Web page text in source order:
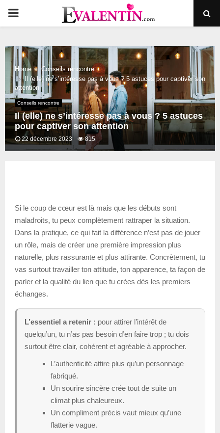
PRIMARY
Home
Conseils rencontre
Il (elle) ne s’intéresse pas à vous ? 5 astuces pour captiver son
attention
Conseils rencontre
Il (elle) ne s’intéresse pas à vous ? 5 astuces
pour captiver son attention
22 décembre 2023 815
Si le coup de cœur est là mais que les débuts sont
maladroits, tu peux complètement rattraper la situation.
Dans la pratique, ce qui fait la différence n’est pas de jouer
un rôle, mais de créer une première impression plus
naturelle, plus rassurante et plus attirante. Concrètement, tu
vas surtout travailler ton attitude, ton apparence, ta façon de
parler et la qualité du lien que tu crées dès les premiers
échanges.
L’essentiel a retenir : pour attirer l’intérêt de
quelqu’un, tu n’as pas besoin d’en faire trop ; tu dois
surtout être clair, cohérent et agréable à approcher.
L’authenticité attire plus qu’un personnage
fabriqué.
Un sourire sincère crée tout de suite un
climat plus chaleureux.
Un compliment précis vaut mieux qu’une
flatterie vague.